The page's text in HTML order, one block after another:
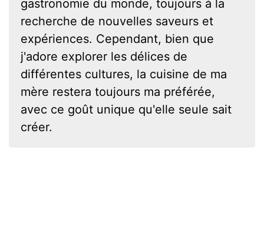
gastronomie du monde, toujours à la
recherche de nouvelles saveurs et
expériences. Cependant, bien que
j'adore explorer les délices de
différentes cultures, la cuisine de ma
mère restera toujours ma préférée,
avec ce goût unique qu'elle seule sait
créer.